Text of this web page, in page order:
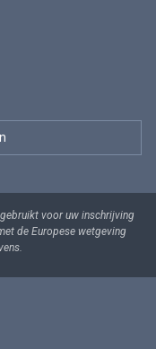
voor uw inschrijving
de Europese wetgeving